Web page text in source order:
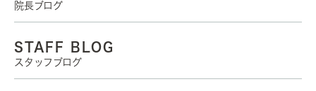
院長ブログ
STAFF BLOG
スタッフブログ